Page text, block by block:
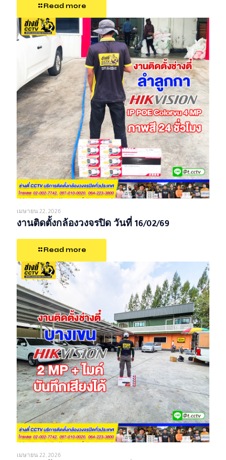
Read more
เมษายน 22, 2026
งานติดตั้งกล้องวงจรปิด วันที่ 16/02/69
Read more
เมษายน 22, 2026